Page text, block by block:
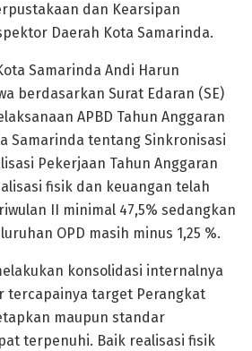
dan Kearsipan
Daerah Kota Samarinda.
Samarinda Andi Harun
berdasarkan Surat Edaran (SE)
APBD Tahun Anggaran
Samarinda tentang Sinkronisasi
Pekerjaan Tahun Anggaran
fisik dan keuangan telah
II minimal 47,5% sedangkan
OPD masih minus 1,25 %.
konsolidasi internalnya
tercapainya target Perangkat
maupun standar
terpenuhi. Baik realisasi fisik